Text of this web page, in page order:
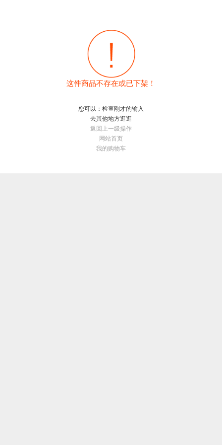
这件商品不存在或已下架！
您可以：检查刚才的输入
去其他地方逛逛
返回上一级操作
网站首页
我的购物车